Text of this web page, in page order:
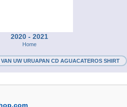
2020 - 2021
Home
UW URUAPAN CD AGUACATEROS SHIRT